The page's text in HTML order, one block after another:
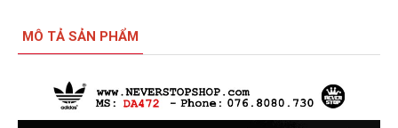
MÔ TẢ SẢN PHẨM